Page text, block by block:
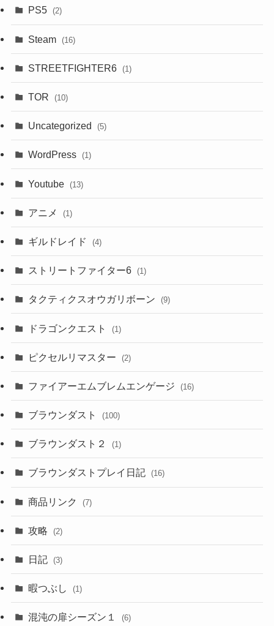
PS5 (2)
Steam (16)
STREETFIGHTER6 (1)
TOR (10)
Uncategorized (5)
WordPress (1)
Youtube (13)
アニメ (1)
ギルドレイド (4)
ストリートファイター6 (1)
タクティクスオウガリボーン (9)
ドラゴンクエスト (1)
ピクセルリマスター (2)
ファイアーエムブレムエンゲージ (16)
ブラウンダスト (100)
ブラウンダスト２ (1)
ブラウンダストプレイ日記 (16)
商品リンク (7)
攻略 (2)
日記 (3)
暇つぶし (1)
混沌の扉シーズン１ (6)